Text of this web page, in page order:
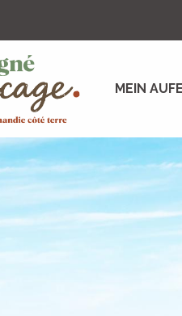
MEIN